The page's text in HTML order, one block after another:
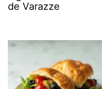
de Varazze